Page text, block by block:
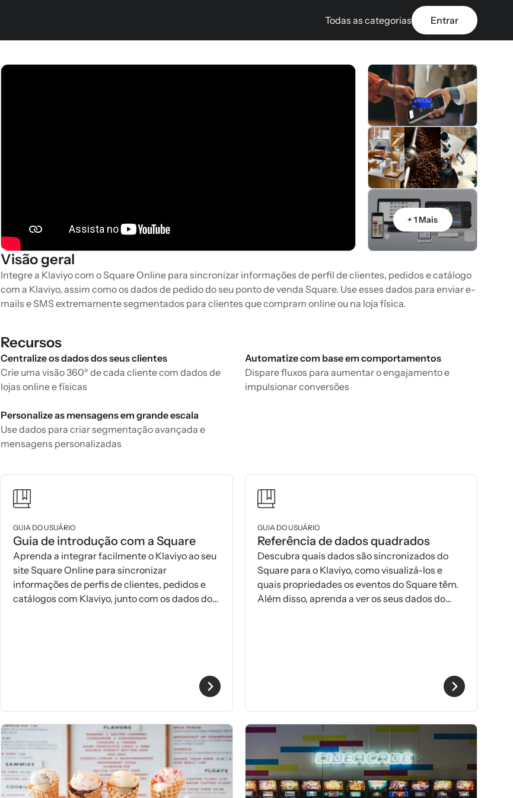
Todas as categorias Entrar
+ 1 Mais
Visão geral
Integre a Klaviyo com o Square Online para sincronizar informações de perfil de clientes, pedidos e catálogo
com a Klaviyo, assim como os dados de pedido do seu ponto de venda Square. Use esses dados para enviar e-
mails e SMS extremamente segmentados para clientes que compram online ou na loja física.
Recursos
Centralize os dados dos seus clientes
Crie uma visão 360º de cada cliente com dados de
lojas online e físicas
Automatize com base em comportamentos
Dispare fluxos para aumentar o engajamento e
impulsionar conversões
Personalize as mensagens em grande escala
Use dados para criar segmentação avançada e
mensagens personalizadas
GUIA DO USUÁRIO
Guia de introdução com a Square
Aprenda a integrar facilmente o Klaviyo ao seu
site Square Online para sincronizar
informações de perfis de clientes, pedidos e
catálogos com Klaviyo, junto com os dados dos
GUIA DO USUÁRIO
Referência de dados quadrados
Descubra quais dados são sincronizados do
Square para o Klaviyo, como visualizá-los e
quais propriedades os eventos do Square têm.
Além disso, aprenda a ver os seus dados do